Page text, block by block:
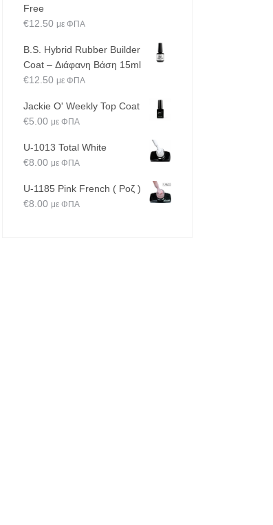
Free
€12.50 με ΦΠΑ
B.S. Hybrid Rubber Builder
Coat – Διάφανη Βάση 15ml
€12.50 με ΦΠΑ
Jackie O' Weekly Top Coat
€5.00 με ΦΠΑ
U-1013 Total White
€8.00 με ΦΠΑ
U-1185 Pink French ( Ροζ )
€8.00 με ΦΠΑ